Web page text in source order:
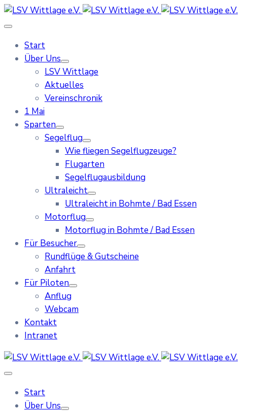
Start
Über Uns
LSV Wittlage
Aktuelles
Vereinschronik
1 Mai
Sparten
Segelflug
Wie fliegen Segelflugzeuge?
Flugarten
Segelflugausbildung
Ultraleicht
Ultraleicht in Bohmte / Bad Essen
Motorflug
Motorflug in Bohmte / Bad Essen
Für Besucher
Rundflüge & Gutscheine
Anfahrt
Für Piloten
Anflug
Webcam
Kontakt
Intranet
Start
Über Uns